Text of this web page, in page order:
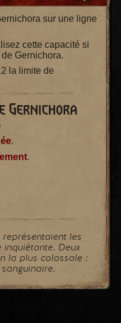
sur une ligne
cette capacité si
Gernichora.
la limite de
Gernichora
.
.
les
Deux
la plus colossale :